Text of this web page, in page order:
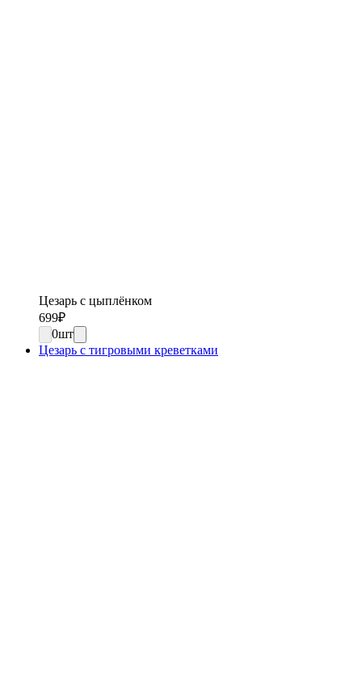
Цезарь с цыплёнком
699₽
0шт
Цезарь с тигровыми креветками